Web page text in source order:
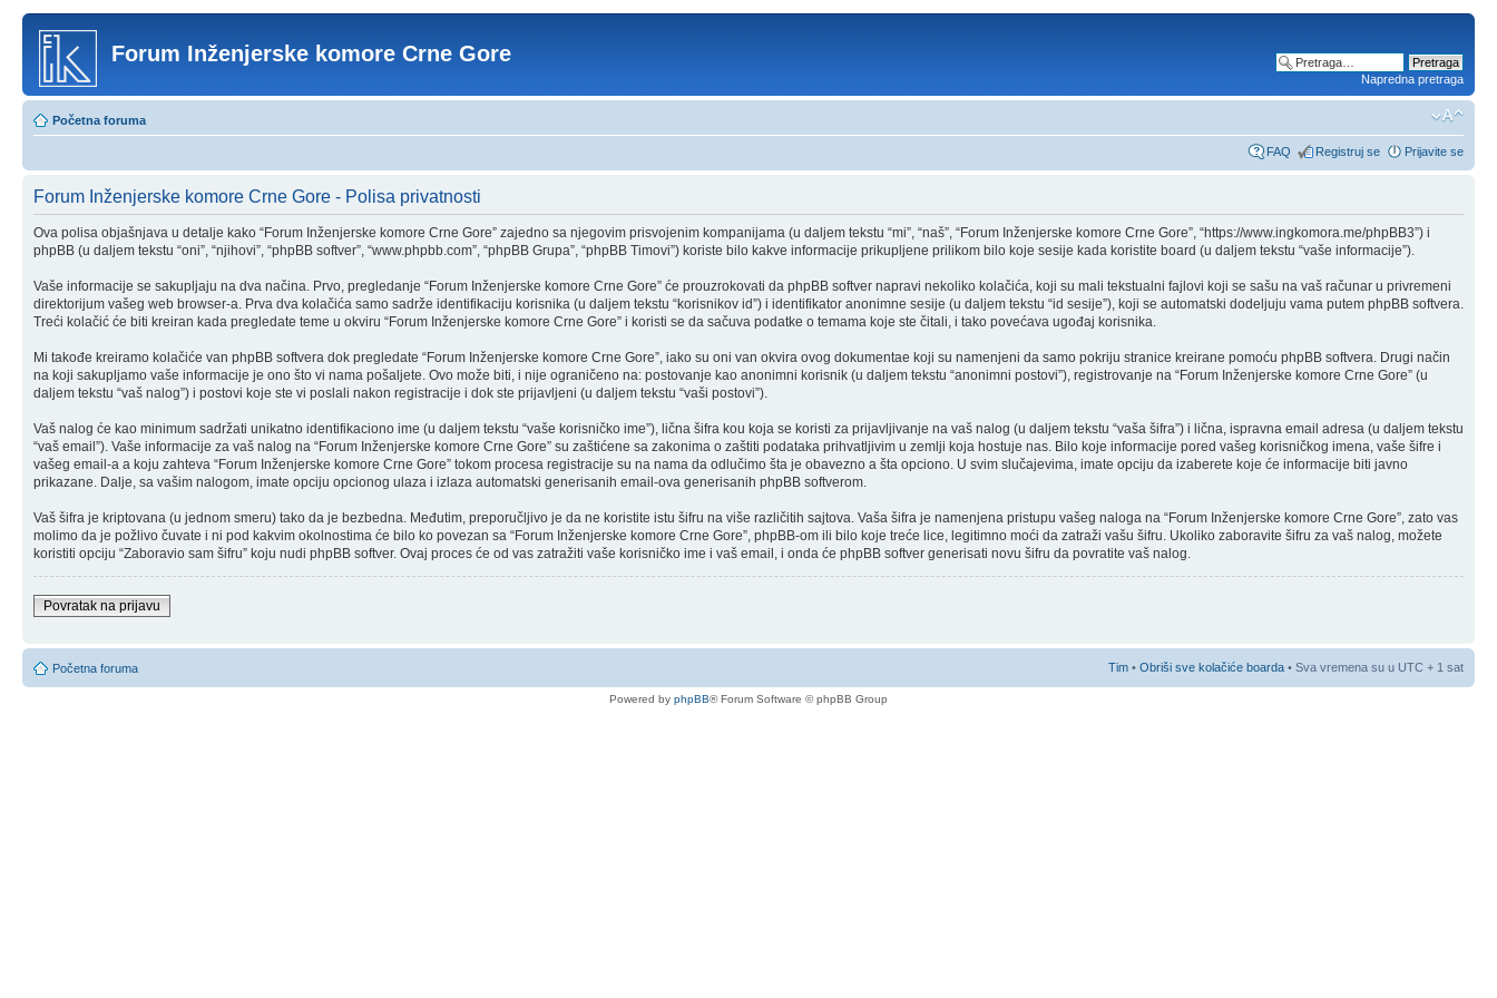
Forum Inženjerske komore Crne Gore
Napredna pretraga
Početna foruma
FAQ Registruj se Prijavite se
Forum Inženjerske komore Crne Gore - Polisa privatnosti
Ova polisa objašnjava u detalje kako “Forum Inženjerske komore Crne Gore” zajedno sa njegovim prisvojenim kompanijama (u daljem tekstu “mi”, “naš”, “Forum Inženjerske komore Crne Gore”, “https://www.ingkomora.me/phpBB3”) i
phpBB (u daljem tekstu “oni”, “njihovi”, “phpBB softver”, “www.phpbb.com”, “phpBB Grupa”, “phpBB Timovi”) koriste bilo kakve informacije prikupljene prilikom bilo koje sesije kada koristite board (u daljem tekstu “vaše informacije”).
Vaše informacije se sakupljaju na dva načina. Prvo, pregledanje “Forum Inženjerske komore Crne Gore” će prouzrokovati da phpBB softver napravi nekoliko kolačića, koji su mali tekstualni fajlovi koji se sašu na vaš računar u privremeni
direktorijum vašeg web browser-a. Prva dva kolačića samo sadrže identifikaciju korisnika (u daljem tekstu “korisnikov id”) i identifikator anonimne sesije (u daljem tekstu “id sesije”), koji se automatski dodeljuju vama putem phpBB softvera.
Treći kolačić će biti kreiran kada pregledate teme u okviru “Forum Inženjerske komore Crne Gore” i koristi se da sačuva podatke o temama koje ste čitali, i tako povećava ugođaj korisnika.
Mi takođe kreiramo kolačiće van phpBB softvera dok pregledate “Forum Inženjerske komore Crne Gore”, iako su oni van okvira ovog dokumentae koji su namenjeni da samo pokriju stranice kreirane pomoću phpBB softvera. Drugi način
na koji sakupljamo vaše informacije je ono što vi nama pošaljete. Ovo može biti, i nije ograničeno na: postovanje kao anonimni korisnik (u daljem tekstu “anonimni postovi”), registrovanje na “Forum Inženjerske komore Crne Gore” (u
daljem tekstu “vaš nalog”) i postovi koje ste vi poslali nakon registracije i dok ste prijavljeni (u daljem tekstu “vaši postovi”).
Vaš nalog će kao minimum sadržati unikatno identifikaciono ime (u daljem tekstu “vaše korisničko ime”), lična šifra kou koja se koristi za prijavljivanje na vaš nalog (u daljem tekstu “vaša šifra”) i lična, ispravna email adresa (u daljem tekstu
“vaš email”). Vaše informacije za vaš nalog na “Forum Inženjerske komore Crne Gore” su zaštićene sa zakonima o zaštiti podataka prihvatljivim u zemlji koja hostuje nas. Bilo koje informacije pored vašeg korisničkog imena, vaše šifre i
vašeg email-a a koju zahteva “Forum Inženjerske komore Crne Gore” tokom procesa registracije su na nama da odlučimo šta je obavezno a šta opciono. U svim slučajevima, imate opciju da izaberete koje će informacije biti javno
prikazane. Dalje, sa vašim nalogom, imate opciju opcionog ulaza i izlaza automatski generisanih email-ova generisanih phpBB softverom.
Vaš šifra je kriptovana (u jednom smeru) tako da je bezbedna. Međutim, preporučljivo je da ne koristite istu šifru na više različitih sajtova. Vaša šifra je namenjena pristupu vašeg naloga na “Forum Inženjerske komore Crne Gore”, zato vas
molimo da je požlivo čuvate i ni pod kakvim okolnostima će bilo ko povezan sa “Forum Inženjerske komore Crne Gore”, phpBB-om ili bilo koje treće lice, legitimno moći da zatraži vašu šifru. Ukoliko zaboravite šifru za vaš nalog, možete
koristiti opciju “Zaboravio sam šifru” koju nudi phpBB softver. Ovaj proces će od vas zatražiti vaše korisničko ime i vaš email, i onda će phpBB softver generisati novu šifru da povratite vaš nalog.
Povratak na prijavu
Početna foruma Tim • Obriši sve kolačiće boarda • Sva vremena su u UTC + 1 sat
Powered by phpBB® Forum Software © phpBB Group